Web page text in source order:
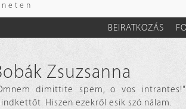
BEIRATKOZÁS
Zsuzsanna
dimittite spem, o vos
Hiszen ezekről esik szó nálam.